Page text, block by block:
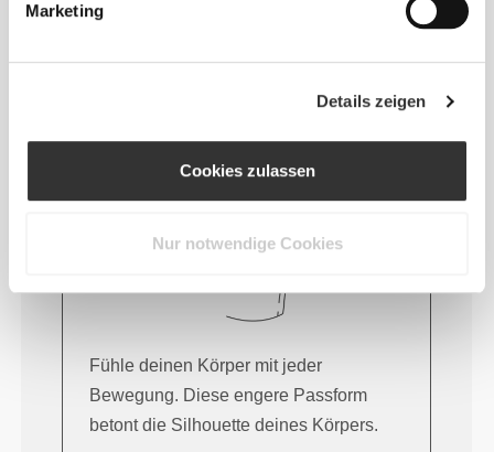
Marketing
Details zeigen
Cookies zulassen
Nur notwendige Cookies
Fühle deinen Körper mit jeder
Bewegung. Diese engere Passform
betont die Silhouette deines Körpers.